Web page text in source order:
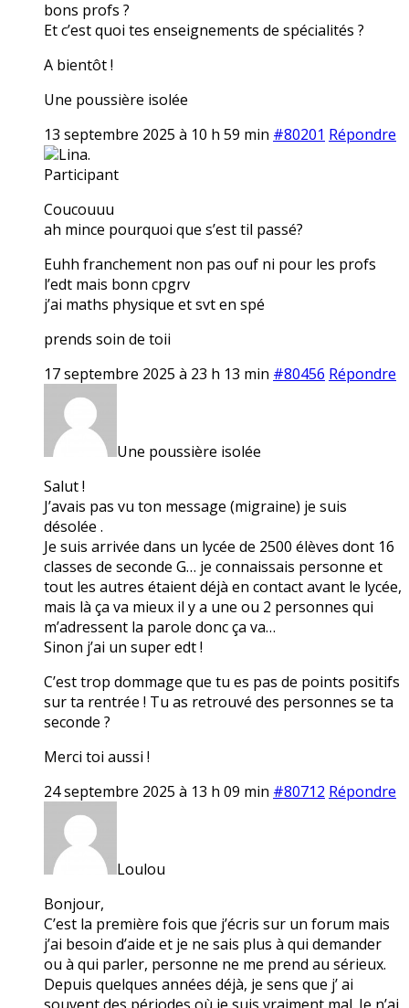
bons profs ?
Et c’est quoi tes enseignements de spécialités ?
A bientôt !
Une poussière isolée
13 septembre 2025 à 10 h 59 min #80201 Répondre
Lina.
Participant
Coucouuu
ah mince pourquoi que s’est til passé?
Euhh franchement non pas ouf ni pour les profs
l’edt mais bonn cpgrv
j’ai maths physique et svt en spé
prends soin de toii
17 septembre 2025 à 23 h 13 min #80456 Répondre
Une poussière isolée
Salut !
J’avais pas vu ton message (migraine) je suis
désolée .
Je suis arrivée dans un lycée de 2500 élèves dont 16
classes de seconde G… je connaissais personne et
tout les autres étaient déjà en contact avant le lycée,
mais là ça va mieux il y a une ou 2 personnes qui
m’adressent la parole donc ça va…
Sinon j’ai un super edt !
C’est trop dommage que tu es pas de points positifs
sur ta rentrée ! Tu as retrouvé des personnes se ta
seconde ?
Merci toi aussi !
24 septembre 2025 à 13 h 09 min #80712 Répondre
Loulou
Bonjour,
C’est la première fois que j’écris sur un forum mais
j’ai besoin d’aide et je ne sais plus à qui demander
ou à qui parler, personne ne me prend au sérieux.
Depuis quelques années déjà, je sens que j’ ai